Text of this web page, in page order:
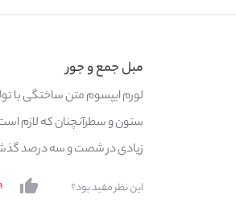
مبل جمع و جور
لورم ایپسوم متن ساختگی با
ستون و سطرآنچنان که لازم است
زیادی در شصت و سه درصد
این نظر مفید بود؟